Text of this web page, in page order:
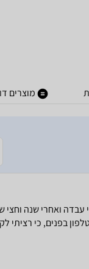
מוצרים
עבדה ואחרי שנה
בפנים, כי